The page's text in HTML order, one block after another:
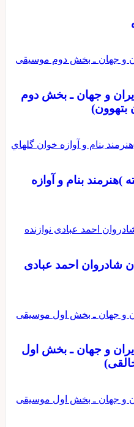
و جهان ـ بخش دوم
)هنرمند بنام و آوازه
شادروان احمد عبادی
و جهان ـ بخش اول